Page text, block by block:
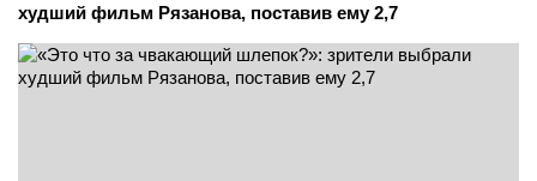
худший фильм Рязанова, поставив ему 2,7